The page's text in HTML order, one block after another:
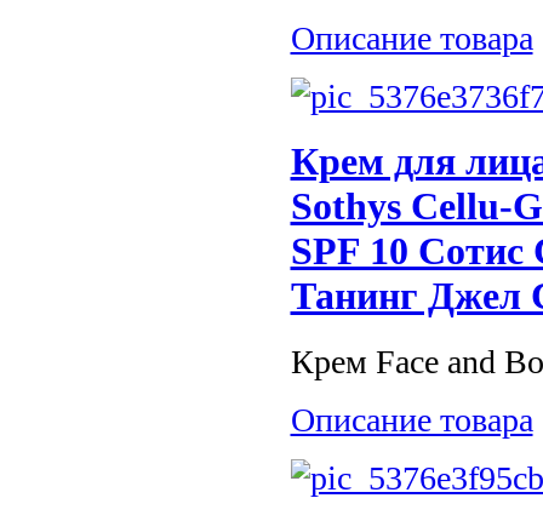
Описание товара
Крем для
Sothys Cellu-
SPF 10
Танинг Джел
Крем Face and
Описание товара